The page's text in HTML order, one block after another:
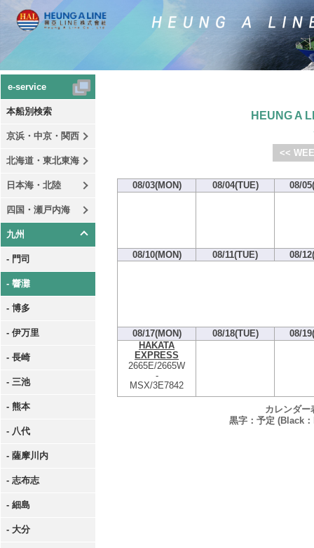
e-service
本船別検索
京浜・中京・関西
北海道・東北東海
日本海・北陸
四国・瀬戸内海
九州
- 門司
- 響灘
- 博多
- 伊万里
- 長崎
- 三池
- 熊本
- 八代
- 薩摩川内
- 志布志
- 細島
- 大分
HEUNG A
<<
08/03(MON) 08/04(TUE) 08/
08/10(MON) 08/11(TUE) 08/
08/17(MON) 08/18(TUE)
08/
HAKATA
EXPRESS
2665E/2665W
-
MSX/3E7842
カレンダー
黒字：予定 (Black